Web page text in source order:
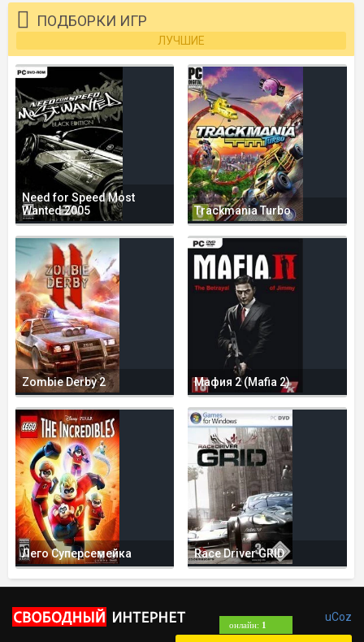
ПОДБОРКИ ИГР
ЛУЧШИЕ
Need for Speed Most
Wanted 2005
Trackmania Turbo
Zombie Derby 2 Мафия 2 (Mafia 2)
Лего Суперсемейка Race Driver GRID
онлайн: 1
uCoz